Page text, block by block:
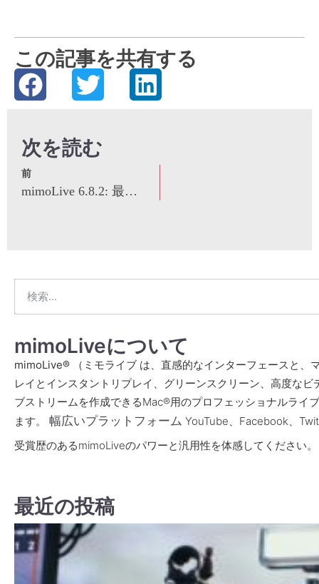
この記事を共有する
次を読む
前
mimoLive 6.8.2: 最新アップデートの新機能は？
mimoLiveについて
mimoLive® （ミモライブ は、直感的なインターフェースと、
レイとインスタントリプレイ、グリーンスクリーン、高度な
ブストリームを作成できるMac®用のプロフェッショナルライ
ます。 幅広いプラットフォーム YouTube、Facebook、
受賞歴のあるmimoLiveのパワーと汎用性を体感してください
最近の投稿